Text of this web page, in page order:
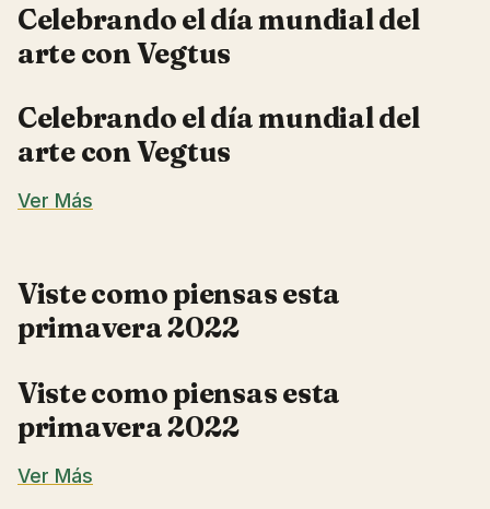
Celebrando el día mundial del
arte con Vegtus
Celebrando el día mundial del
arte con Vegtus
Ver Más
Viste como piensas esta
primavera 2022
Viste como piensas esta
primavera 2022
Ver Más